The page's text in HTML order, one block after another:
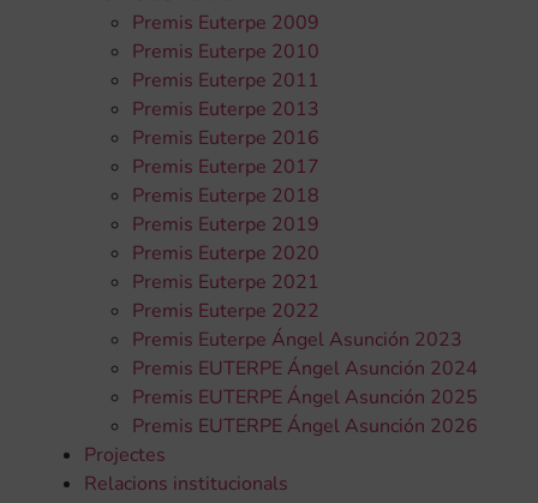
Premis Euterpe 2009
Premis Euterpe 2010
Premis Euterpe 2011
Premis Euterpe 2013
Premis Euterpe 2016
Premis Euterpe 2017
Premis Euterpe 2018
Premis Euterpe 2019
Premis Euterpe 2020
Premis Euterpe 2021
Premis Euterpe 2022
Premis Euterpe Ángel Asunción 2023
Premis EUTERPE Ángel Asunción 2024
Premis EUTERPE Ángel Asunción 2025
Premis EUTERPE Ángel Asunción 2026
Projectes
Relacions institucionals